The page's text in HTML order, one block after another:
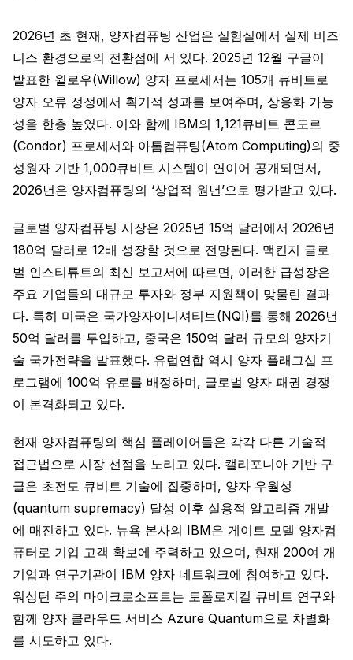
2026년 초 현재, 양자컴퓨팅 산업은 실험실에서 실제 비즈
니스 환경으로의 전환점에 서 있다. 2025년 12월 구글이
발표한 윌로우(Willow) 양자 프로세서는 105개 큐비트로
양자 오류 정정에서 획기적 성과를 보여주며, 상용화 가능
성을 한층 높였다. 이와 함께 IBM의 1,121큐비트 콘도르
(Condor) 프로세서와 아톰컴퓨팅(Atom Computing)의 중
성원자 기반 1,000큐비트 시스템이 연이어 공개되면서,
2026년은 양자컴퓨팅의 ‘상업적 원년’으로 평가받고 있다.
글로벌 양자컴퓨팅 시장은 2025년 15억 달러에서 2026년
180억 달러로 12배 성장할 것으로 전망된다. 맥킨지 글로
벌 인스티튜트의 최신 보고서에 따르면, 이러한 급성장은
주요 기업들의 대규모 투자와 정부 지원책이 맞물린 결과
다. 특히 미국은 국가양자이니셔티브(NQI)를 통해 2026년
50억 달러를 투입하고, 중국은 150억 달러 규모의 양자기
술 국가전략을 발표했다. 유럽연합 역시 양자 플래그십 프
로그램에 100억 유로를 배정하며, 글로벌 양자 패권 경쟁
이 본격화되고 있다.
현재 양자컴퓨팅의 핵심 플레이어들은 각각 다른 기술적
접근법으로 시장 선점을 노리고 있다. 캘리포니아 기반 구
글은 초전도 큐비트 기술에 집중하며, 양자 우월성
(quantum supremacy) 달성 이후 실용적 알고리즘 개발
에 매진하고 있다. 뉴욕 본사의 IBM은 게이트 모델 양자컴
퓨터로 기업 고객 확보에 주력하고 있으며, 현재 200여 개
기업과 연구기관이 IBM 양자 네트워크에 참여하고 있다.
워싱턴 주의 마이크로소프트는 토폴로지컬 큐비트 연구와
함께 양자 클라우드 서비스 Azure Quantum으로 차별화
를 시도하고 있다.